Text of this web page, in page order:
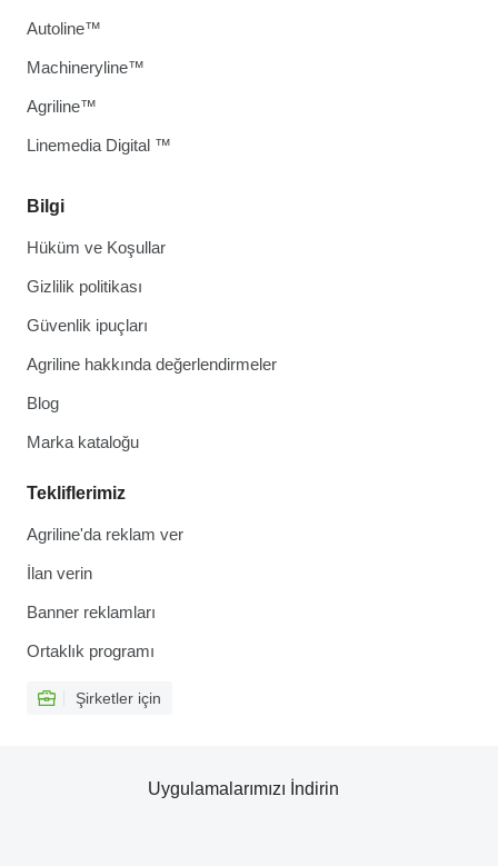
Bilgi
Hüküm ve Koşullar
Gizlilik politikası
Güvenlik ipuçları
Agriline hakkında değerlendirmeler
Blog
Marka kataloğu
Tekliflerimiz
Agriline'da reklam ver
İlan verin
Banner reklamları
Ortaklık programı
Şirketler için
Autoline™
Machineryline™
Agriline™
Linemedia Digital ™
Uygulamalarımızı İndirin